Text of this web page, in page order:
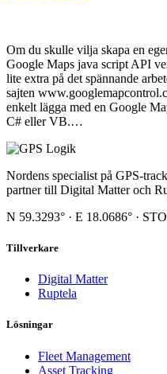
Om du skulle vilja skapa en
Google Maps java script API
lite extra på det spännande
sajten
enkelt lägga med en Google
C# eller VB.…
Nordens specialist på GPS-
partner till Digital Matter och
N 59.3293° · E 18.0686° ·
Tillverkare
Digital Matter
Ruptela
Lösningar
Fleet Management
Asset Tracking